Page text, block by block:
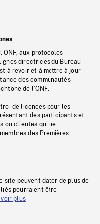
aux protocoles
directrices du Bureau
à revoir et à mettre à jour
des communautés
de l’ONF.
de licences pour les
des participants et
ou clientes qui ne
des Premières
site peuvent dater de plus de
pourraient être
plus